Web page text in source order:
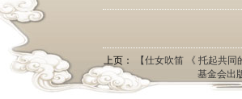
上页：
【仕女吹笛 《 托起共
基金会出